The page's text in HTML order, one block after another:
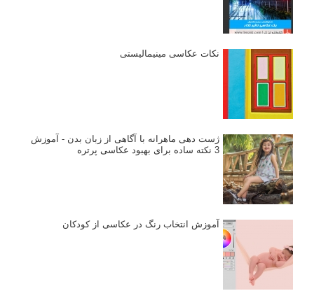
نکات عکاسی مینیمالیستی
ژست دهی ماهرانه با آگاهی از زبان بدن - آموزش
3 نکته ساده برای بهبود عکاسی پرتره
آموزش انتخاب رنگ در عکاسی از کودکان